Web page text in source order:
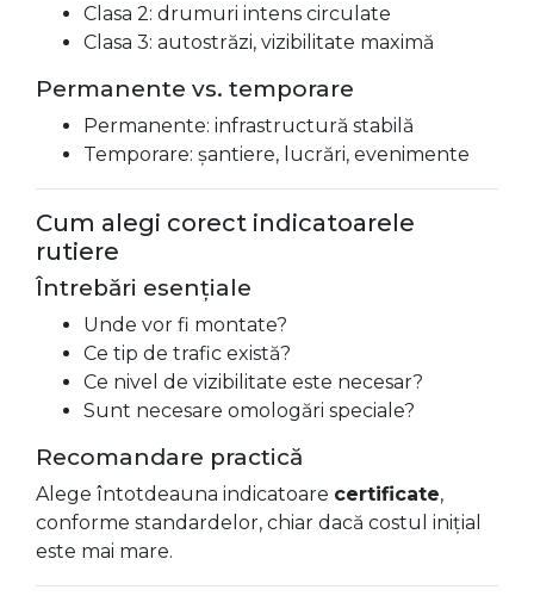
Clasa 2: drumuri intens circulate
Clasa 3: autostrăzi, vizibilitate maximă
Permanente vs. temporare
Permanente: infrastructură stabilă
Temporare: șantiere, lucrări, evenimente
Cum alegi corect indicatoarele
rutiere
Întrebări esențiale
Unde vor fi montate?
Ce tip de trafic există?
Ce nivel de vizibilitate este necesar?
Sunt necesare omologări speciale?
Recomandare practică
Alege întotdeauna indicatoare certificate,
conforme standardelor, chiar dacă costul inițial
este mai mare.